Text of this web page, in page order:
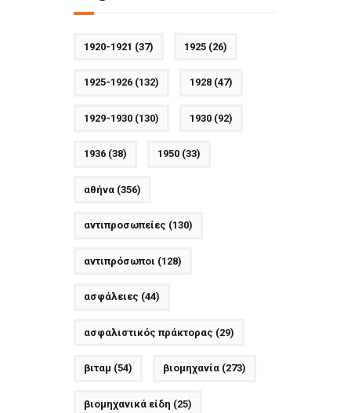
1920-1921 (37) 1925(26)
1925-1926(132) 1928(47)
1929-1930(130) 1930(92)
1936(38) 1950(33)
αθήνα(356)
αντιπροσωπείες (130)
αντιπρόσωποι (128)
ασφάλειες (44)
ασφαλιστικός πράκτορας (29)
βιταμ (54) βιομηχανία(273)
βιομηχανικά είδη (25)